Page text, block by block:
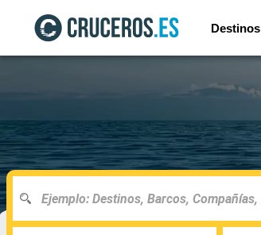
Destinos